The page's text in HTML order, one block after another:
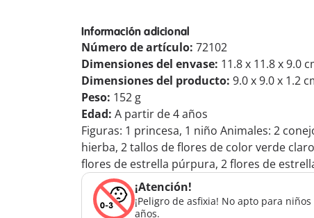
Información adicional
Número de artículo: 72102
Dimensiones del envase: 11.8 x 11.8 x 9.0
Dimensiones del producto: 9.0 x 9.0 x 1.2
Peso: 152 g
Edad: A partir de 4 años
Figuras: 1 princesa, 1 niño Animales: 2
hierba, 2 tallos de flores de color verde
flores de estrella púrpura, 2 flores de
¡Atención!
¡Peligro de asfixia! No apto para
años.